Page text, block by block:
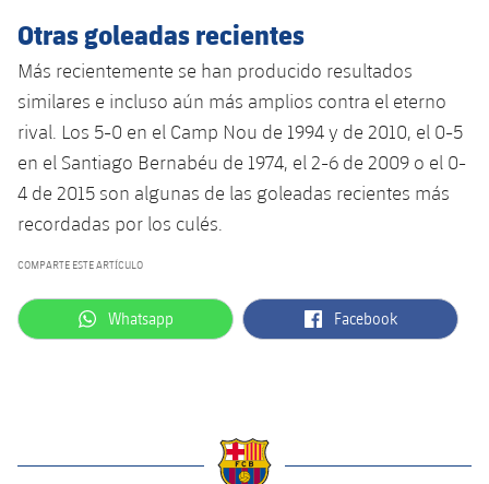
Accesibilidad
Instalaciones
SUB8 B
Historia
Palmarés
Fotos
Infantil A
Infantil B
Entradas
Resultados
Clasificaciones
Jugadors
Fotos
Palmarés
Calendario
Resultados
Jugadores
Clasificaciones
Actualidad
Juvenil
Cadete
Infantil
Alevín
Campus Verano
PLUSICON
MÁS
Primer equipo
plusicon
más
Actualidad
Entradas
Barça Atlètic
plusicon
más
Calendario
plusicon
más
Actualidad
Campus Verano
Información general
plusicon
más
Otras goleadas recientes
Más recientemente se han producido resultados
similares e incluso aún más amplios contra el eterno
rival. Los 5-0 en el Camp Nou de 1994 y de 2010, el 0-5
en el Santiago Bernabéu de 1974, el 2-6 de 2009 o el 0-
4 de 2015 son algunas de las goleadas recientes más
recordadas por los culés.
COMPARTE ESTE ARTÍCULO
label.aria.whatsapp
Whatsapp label.aria.facebook
Facebook